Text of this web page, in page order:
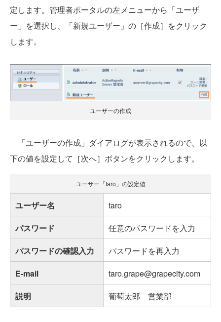
定します。管理者ポータルの左メニューから「ユーザ
ー」を選択し、「新規ユーザー」の［作成］をクリック
します。
ユーザーの作成
「ユーザーの作成」ダイアログが表示されるので、以
下の値を設定して［次へ］ボタンをクリックします。
ユーザー「taro」の設定値
ユーザー名
taro
パスワード
任意のパスワードを入力
パスワードの確認入力
パスワードを再入力
E-mail
taro.grape@grapecity.com
説明
葡萄太郎 営業部